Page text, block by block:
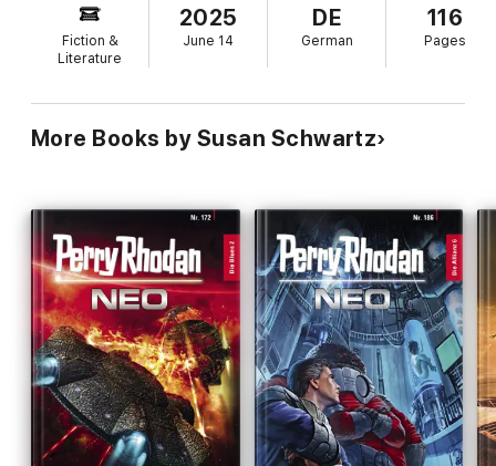
verharrte er vor dem Fenster und musterte den Blutbaron aus
lodernden Augen, die Zähne gebleckt, blutige Blasen
schnaubend und tief knurrend ... Lydia steht immer noch unter
dem Bann, der sie auf magische Weise altern lässt. Es scheint,
Blutbaron!
Fiction &
Literature
2025
June 14
DE
German
116
Pages
More Books by Susan Schwartz